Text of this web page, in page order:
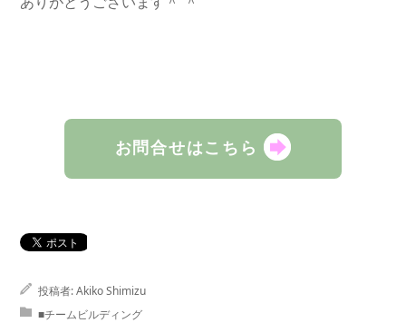
お問合せはこちら
投稿者:Akiko Shimizu
■チームビルディング